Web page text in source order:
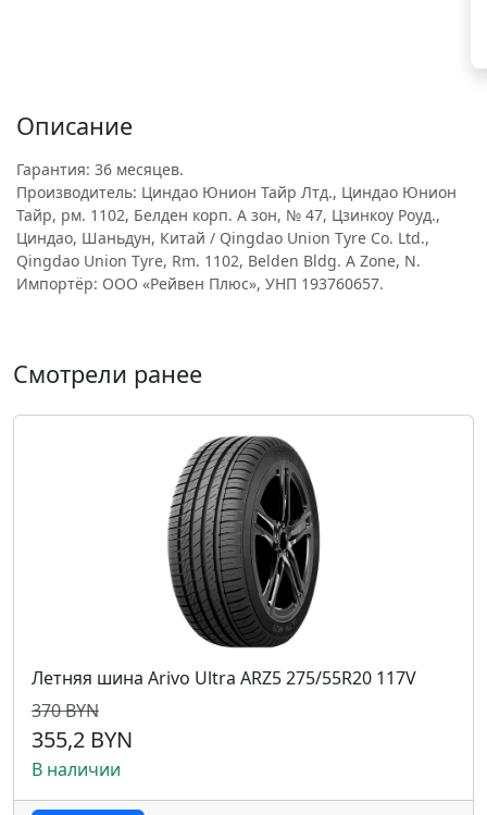
Описание
Гарантия: 36 месяцев.
Производитель: Циндао Юнион Тайр Лтд., Циндао Юнион
Тайр, рм. 1102, Белден корп. A зон, № 47, Цзинкоу Роуд.,
Циндао, Шаньдун, Китай / Qingdao Union Tyre Co. Ltd.,
Qingdao Union Tyre, Rm. 1102, Belden Bldg. A Zone, N.
Импортёр: ООО «Рейвен Плюс», УНП 193760657.
Смотрели ранее
Летняя шина Arivo Ultra ARZ5 275/55R20 117V
370 BYN
355,2 BYN
В наличии